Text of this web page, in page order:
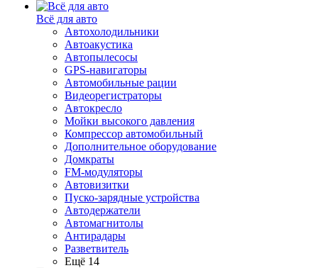
Всё для авто
Автохолодильники
Автоакустика
Автопылесосы
GPS-навигаторы
Автомобильные рации
Видеорегистраторы
Автокресло
Мойки высокого давления
Компрессор автомобильный
Дополнительное оборудование
Домкраты
FM-модуляторы
Автовизитки
Пуско-зарядные устройства
Автодержатели
Автомагнитолы
Антирадары
Разветвитель
Ещё 14